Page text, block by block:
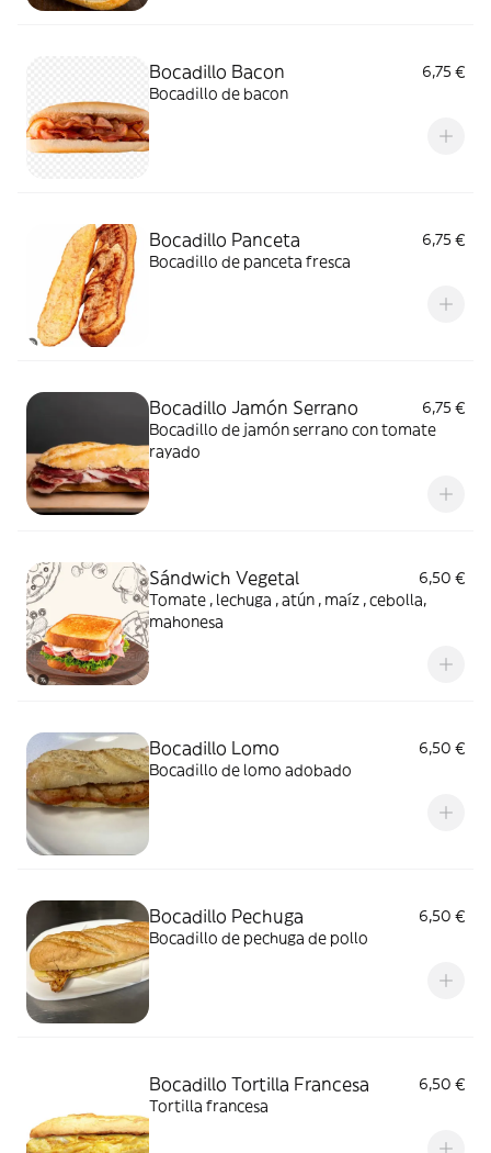
Bocadillo Bacon
6,75 €
Bocadillo de bacon
Bocadillo Panceta
6,75 €
Bocadillo de panceta fresca
Bocadillo Jamón Serrano
6,75 €
Bocadillo de jamón serrano con tomate
rayado
Sándwich Vegetal
6,50 €
Tomate , lechuga , atún , maíz , cebolla,
mahonesa
Bocadillo Lomo
6,50 €
Bocadillo de lomo adobado
Bocadillo Pechuga
6,50 €
Bocadillo de pechuga de pollo
Bocadillo Tortilla Francesa
6,50 €
Tortilla francesa